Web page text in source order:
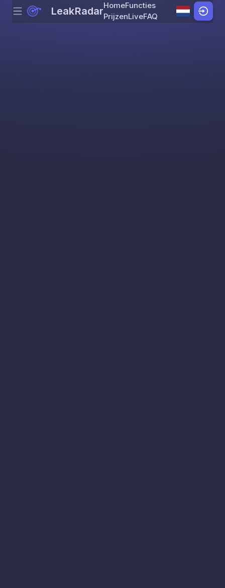
Skip to content
Menu LeakRadarHomeFuncties
PrijzenLiveFAQ